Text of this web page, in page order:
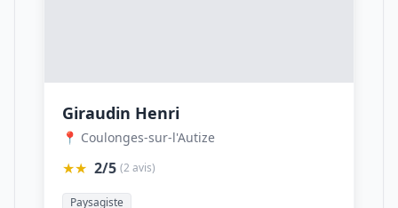
Giraudin Henri
📍 Coulonges-sur-l'Autize
★★ 2/5 (2 avis)
Paysagiste